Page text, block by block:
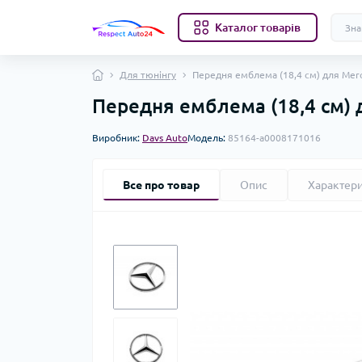
Каталог товарів
Для тюнінгу Передня емблема (18,4 см) для
Передня емблема (18,4 см)
Виробник: Davs AutoМодель: 85164-a0008171016
Все про товар Опис